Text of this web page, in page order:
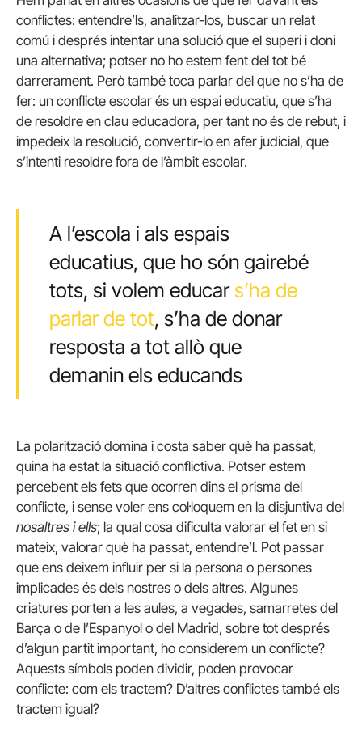
conflictes: entendre’ls, analitzar-los, buscar un relat
comú i després intentar una solució que el superi i doni
una alternativa; potser no ho estem fent del tot bé
darrerament. Però també toca parlar del que no s’ha de
fer: un conflicte escolar és un espai educatiu, que s’ha
de resoldre en clau educadora, per tant no és de rebut, i
impedeix la resolució, convertir-lo en afer judicial, que
s’intenti resoldre fora de l’àmbit escolar.
A l’escola i als espais
educatius, que ho són gairebé
tots, si volem educar s’ha de
parlar de tot, s’ha de donar
resposta a tot allò que
demanin els educands
La polarització domina i costa saber què ha passat,
quina ha estat la situació conflictiva. Potser estem
percebent els fets que ocorren dins el prisma del
conflicte, i sense voler ens col·loquem en la disjuntiva del
nosaltres i ells; la qual cosa dificulta valorar el fet en si
mateix, valorar què ha passat, entendre’l. Pot passar
que ens deixem influir per si la persona o persones
implicades és dels nostres o dels altres. Algunes
criatures porten a les aules, a vegades, samarretes del
Barça o de l’Espanyol o del Madrid, sobre tot després
d’algun partit important, ho considerem un conflicte?
Aquests símbols poden dividir, poden provocar
conflicte: com els tractem? D’altres conflictes també els
tractem igual?